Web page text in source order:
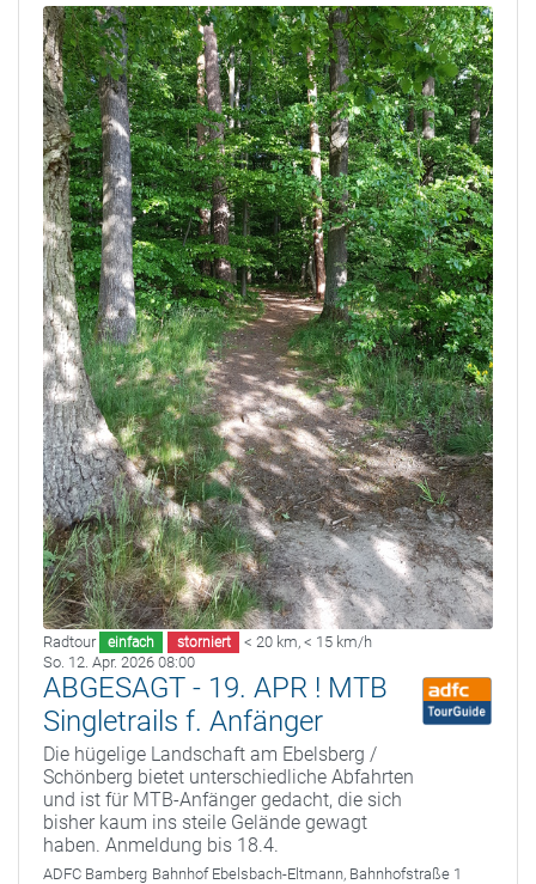
Radtour einfach storniert < 20 km, < 15 km/h
So. 12. Apr. 2026 08:00
ABGESAGT - 19. APR ! MTB
Singletrails f. Anfänger
Die hügelige Landschaft am Ebelsberg /
Schönberg bietet unterschiedliche Abfahrten
und ist für MTB-Anfänger gedacht, die sich
bisher kaum ins steile Gelände gewagt
haben. Anmeldung bis 18.4.
ADFC Bamberg Bahnhof Ebelsbach-Eltmann, Bahnhofstraße 1